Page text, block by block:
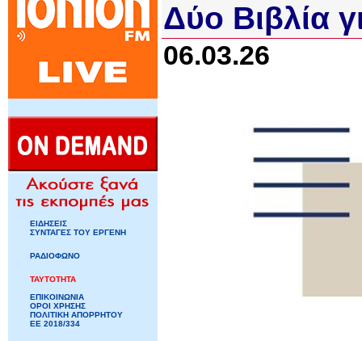
ΕΙΔΗΣΕΙΣ
ΣΥΝΤΑΓΕΣ ΤΟΥ ΕΡΓΕΝΗ
ΡΑΔΙΟΦΩΝΟ
ΤΑΥΤΟΤΗΤΑ
ΕΠΙΚΟΙΝΩΝΙΑ
ΟΡΟΙ ΧΡΗΣΗΣ
ΠΟΛΙΤΙΚΗ ΑΠΟΡΡΗΤΟΥ
ΕΕ 2018/334
Δύο Βιβλία
06.03.26